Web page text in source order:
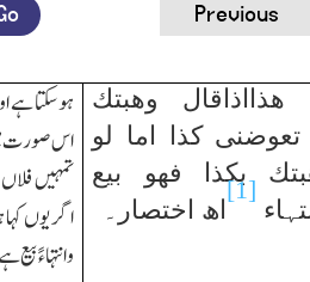
Previous
ھذااذاقال وھبتك
کذا اما لو
بکذا فھو بیع
[1]
اھ اختصار۔
ہوسکتا ہے
اس صورت
تمہیں
اگر یوں کہا
وانتہاءً